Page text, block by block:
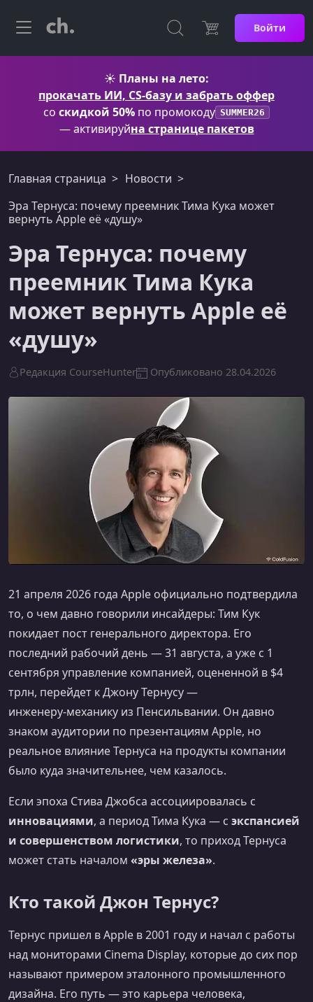
Войти
☀️ Планы на лето:
прокачать ИИ, CS-базу и забрать оффер
со скидкой 50% по промокоду SUMMER26
— активируйна странице пакетов
Главная страница
Новости
Эра Тернуса: почему преемник Тима Кука может
вернуть Apple её «душу»
Эра Тернуса: почему
преемник Тима Кука
может вернуть Apple её
«душу»
Редакция CourseHunter Опубликовано 28.04.2026
21 апреля 2026 года Apple официально подтвердила
то, о чем давно говорили инсайдеры: Тим Кук
покидает пост генерального директора. Его
последний рабочий день — 31 августа, а уже с 1
сентября управление компанией, оцененной в $4
трлн, перейдет к Джону Тернусу —
инженеру‑механику из Пенсильвании. Он давно
знаком аудитории по презентациям Apple, но
реальное влияние Тернуса на продукты компании
было куда значительнее, чем казалось.
Если эпоха Стива Джобса ассоциировалась с
инновациями, а период Тима Кука — с экспансией
и совершенством логистики, то приход Тернуса
может стать началом «эры железа».
Кто такой Джон Тернус?
Тернус пришел в Apple в 2001 году и начал с работы
над мониторами Cinema Display, которые до сих пор
называют примером эталонного промышленного
дизайна. Его путь — это карьера человека,